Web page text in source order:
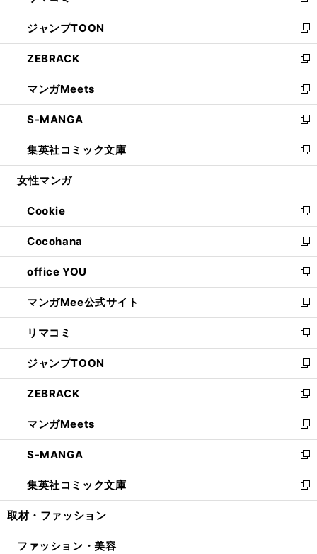
開
く
ウ
で
開
く
ン
ド
ウ
で
開
く
ウ
ィ
ン
ド
ウ
で
開
く
し
い
ウ
ィ
ン
ド
ウ
で
開
く
ジャンプTOON
新
し
い
ウ
ィ
ン
ド
ウ
で
開
ZEBRACK
新
し
い
ウ
ィ
ン
ド
ウ
開
く
マンガMeets
新
し
い
ウ
ィ
ン
ウ
で
開
く
S-MANGA
新
し
い
ウ
ン
ド
ウ
で
開
く
集英社コミック文庫
新
し
ウ
ィ
ン
ド
ウ
で
開
く
女性マンガ
Cookie
新
し
い
ウ
ィ
ン
ド
ウ
で
開
く
Cocohana
新
し
い
ウ
ィ
ン
ド
ウ
で
開
く
office YOU
新
し
い
ウ
ィ
ン
ド
ウ
で
開
く
マンガMee公式サイト
新
し
い
ウ
ィ
ン
ド
ウ
で
開
く
リマコミ
新
し
い
ウ
ィ
ン
ド
ウ
で
開
く
ジャンプTOON
新
し
い
ウ
ィ
ン
ド
ウ
で
開
ZEBRACK
新
し
い
ウ
ィ
ン
ド
ウ
開
マンガMeets
新
し
い
ウ
ィ
ン
ウ
S-MANGA
新
し
い
ウ
ン
集英社コミック文庫
新
し
ウ
取材・ファッション
ファッション・美容